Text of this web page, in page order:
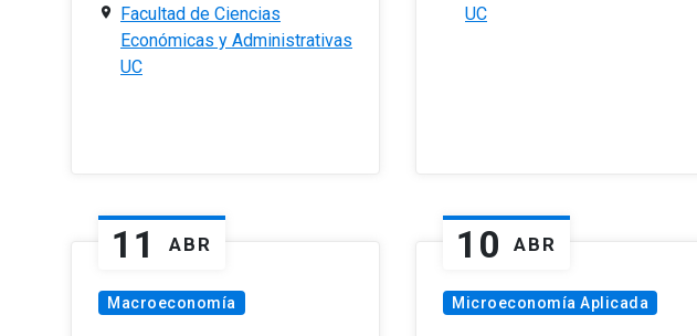
Facultad de Ciencias
Económicas y Administrativas
UC
UC
11 ABR
Macroeconomía
10 ABR
Microeconomía Aplicada